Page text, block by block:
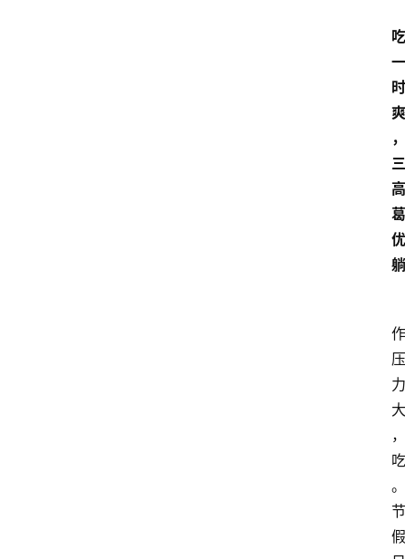
吃
一
时
爽
，
三
高
葛
优
躺
作
压
力
大
，
吃
。
节
假